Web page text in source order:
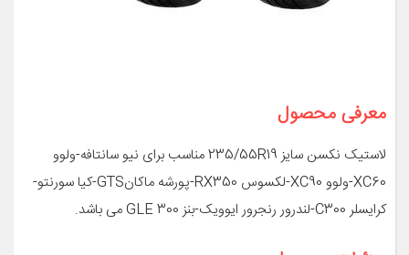
معرفی محصول
لاستیک نکسن سایز 235/55R19 مناسب برای نیو سانتافه-ولوو
XC60-ولوو XC90-لکسوس RX350-پورشه ماکانGTS-کیا سورنتو-
کرایسلر C300-لندرور رنجرور ایوویک-بنز GLE 300 می باشد.